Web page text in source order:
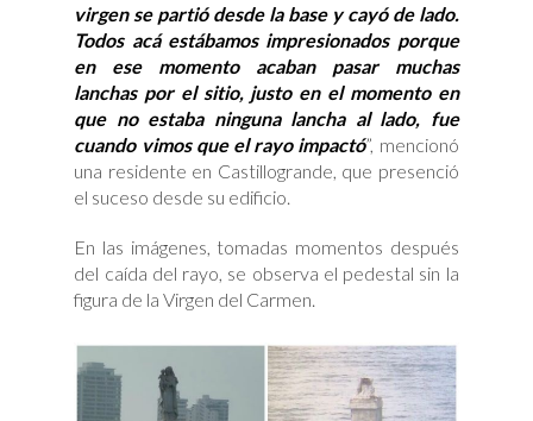
virgen se partió desde la base y cayó de lado.
Todos acá estábamos impresionados porque
en ese momento acaban pasar muchas
lanchas por el sitio, justo en el momento en
que no estaba ninguna lancha al lado, fue
cuando vimos que el rayo impactó”, mencionó
una residente en Castillogrande, que presenció
el suceso desde su edificio.
En las imágenes, tomadas momentos después
del caída del rayo, se observa el pedestal sin la
figura de la Virgen del Carmen.